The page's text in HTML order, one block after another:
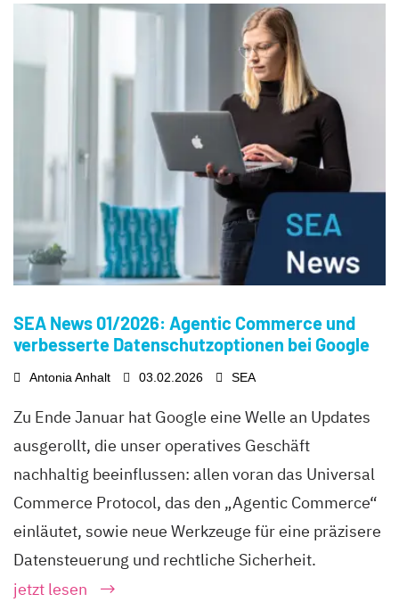
SEA News 01/2026: Agentic Commerce und
verbesserte Datenschutzoptionen bei Google
Antonia Anhalt 03.02.2026 SEA
Zu Ende Januar hat Google eine Welle an Updates
ausgerollt, die unser operatives Geschäft
nachhaltig beeinflussen: allen voran das Universal
Commerce Protocol, das den „Agentic Commerce“
einläutet, sowie neue Werkzeuge für eine präzisere
Datensteuerung und rechtliche Sicherheit.
jetzt lesen